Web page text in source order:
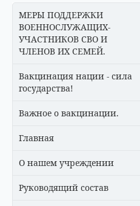
МЕРЫ ПОДДЕРЖКИ
ВОЕННОСЛУЖАЩИХ-
УЧАСТНИКОВ СВО И
ЧЛЕНОВ ИХ СЕМЕЙ.
Вакцинация нации - сила
государства!
Важное о вакцинации.
Главная
О нашем учреждении
Руководящий состав